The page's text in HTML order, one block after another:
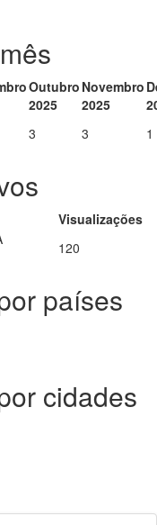
Outubro
2025
Novembro
2025
3 3 1
Visualizações
120
países
cidades